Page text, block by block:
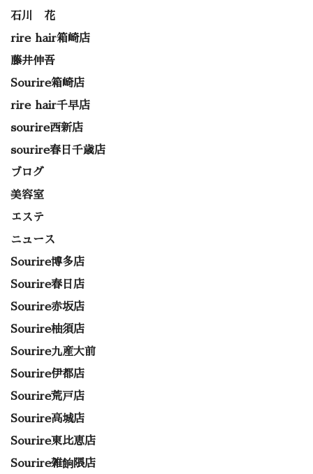
石川 花
rire hair箱崎店
藤井伸吾
Sourire箱崎店
rire hair千早店
sourire西新店
sourire春日千歳店
ブログ
美容室
エステ
ニュース
Sourire博多店
Sourire春日店
Sourire赤坂店
Sourire柚須店
Sourire九産大前
Sourire伊都店
Sourire荒戸店
Sourire高城店
Sourire東比恵店
Sourire雑餉隈店